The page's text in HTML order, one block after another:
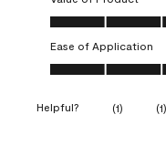
Value of Product, 5.0
Ease of Application
Ease of Application,
Helpful? (1) (1)